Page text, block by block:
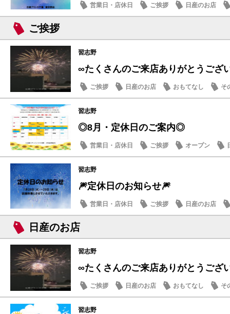
営業日・店休日 ご挨拶 日産のお店
ご挨拶
習志野
∞たくさんのご来店ありがとうござ
ご挨拶 日産のお店 おもてなし そ
習志野
◎8月・定休日のご案内◎
営業日・店休日 ご挨拶 オープン
習志野
🎆定休日のお知らせ🎆
営業日・店休日 ご挨拶 日産のお店
日産のお店
習志野
∞たくさんのご来店ありがとうござ
ご挨拶 日産のお店 おもてなし そ
習志野